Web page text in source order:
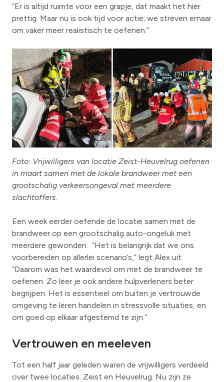
“Er is altijd ruimte voor een grapje, dat maakt het hier
prettig. Maar nu is ook tijd voor actie; we streven ernaar
om vaker meer realistisch te oefenen.”
Foto: Vrijwilligers van locatie Zeist-Heuvelrug oefenen
in maart samen met de lokale brandweer met een
grootschalig verkeersongeval met meerdere
slachtoffers.
Een week eerder oefende de locatie samen met de
brandweer op een grootschalig auto-ongeluk met
meerdere gewonden. “Het is belangrijk dat we ons
voorbereiden op allerlei scenario’s,” legt Alex uit.
“Daarom was het waardevol om met de brandweer te
oefenen. Zo leer je ook andere hulpverleners beter
begrijpen. Het is essentieel om buiten je vertrouwde
omgeving te leren handelen in stressvolle situaties, en
om goed op elkaar afgestemd te zijn.”
Vertrouwen en meeleven
Tot een half jaar geleden waren de vrijwilligers verdeeld
over twee locaties: Zeist en Heuvelrug. Nu zijn ze